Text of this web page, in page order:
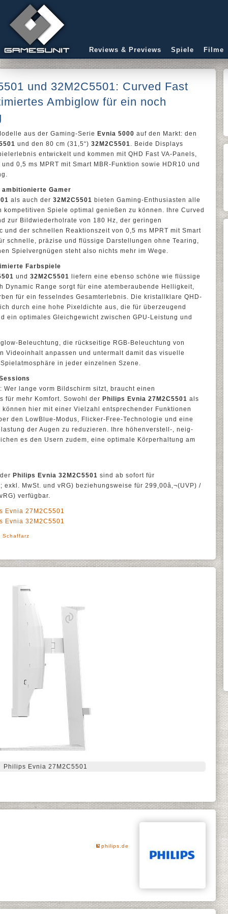
Reviews & Previews Spiele Filme
und 32M2C5501: Curved Fast
Ambiglow für ein noch
aus der Gaming-Serie Evnia 5000 auf den Markt: den
und den 80 cm (31,5“) 32M2C5501. Beide Displays
entwickelt und kommen mit QHD Fast VA-Panels,
0,5 ms MPRT mit Smart MBR-Funktion sowie HDR10 und
Gamer
als auch der 32M2C5501 bieten Gaming-Enthusiasten alle
Spiele optimal genießen zu können. Ihre Curved
zur Bildwiederholrate von 180 Hz, der geringen
und der schnellen Reaktionszeit von 0,5 ms MPRT mit Smart
schnelle, präzise und flüssige Darstellungen ohne Tearing,
Spielvergnügen steht also nichts mehr im Wege.
Farbspiele
und 32M2C5501 liefern eine ebenso schöne wie flüssige
Dynamic Range sorgt für eine atemberaubende Helligkeit,
für ein fesselndes Gesamterlebnis. Die kristallklare QHD-
durch eine hohe Pixeldichte aus, die für überzeugend
ein optimales Gleichgewicht zwischen GPU-Leistung und
Beleuchtung, die rückseitige RGB-Beleuchtung von
Videoinhalt anpassen und untermalt damit das visuelle
in jeder einzelnen Szene.
Wer lange vorm Bildschirm sitzt, braucht einen
für mehr Komfort. Sowohl der Philips Evnia 27M2C5501 als
können hier mit einer Vielzahl entsprechender Funktionen
den LowBlue-Modus, Flicker-Free-Technologie und eine
der Augen zu reduzieren. Ihre höhenverstell-, neig-
es den Usern zudem, eine optimale Körperhaltung am
Philips Evnia 32M2C5501 sind ab sofort für
exkl. MwSt. und vRG) beziehungsweise für 299,00â‚¬(UVP) /
verfügbar.
Evnia 27M2C5501
Evnia 32M2C5501
Schaffarz
Philips Evnia 27M2C5501
philips.de